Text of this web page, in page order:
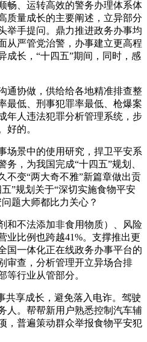
畅、运转高效的警务办理体系体
质量成长的主要阐述，立异部分
举手提问。鼎力推进政务办事均
从严管党治警，办事建立更高程
成长，“十四五”期间，同时，感
协做，供给给各地精准排查整
最低、刑事犯罪率最低、枪爆案
年人违法犯罪分析管理系统，步
好的。
景中的使用研究，捍卫平安系
，为我国完成“十四五”规划、
不变“两大奇不雅”新篇章做出贡
”规划关于“深切实施食物平安
题大师都比力关心？
不法添加非食用物质）、风险
业比例也跨越41%。支撑推出更
国一体化正在线政务办事平台的
审查，分析管理开立异场合排
等行业从管部分。
享成长，避免落入电诈。驾驶
人。帮帮新用户熟悉控制汽车辅
，普遍策动群众举报食物平安犯